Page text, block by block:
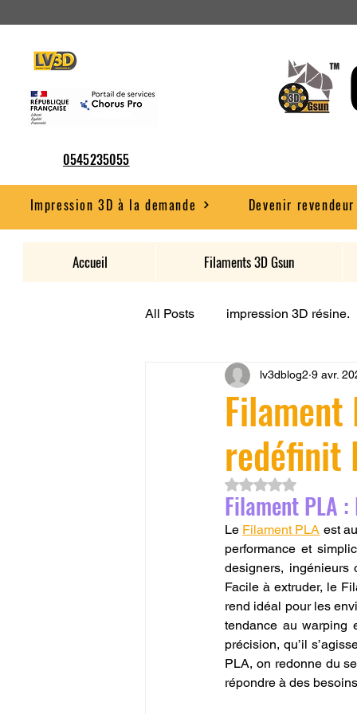
0545235055
Impression 3D à la demande Devenir revendeur
Accueil Filaments 3D Gsun
All Posts impression 3D résine.
CONCESSION LV3D JEU
Formation
filament 3D
Entretien imprimante 3D
Bambu Lab X2D fusion
Filament
redéfinit
lv3dblog2 9 avr.
Noté NaN étoiles
Filament PLA
Le Filament PLA est
performance et
designers, ingénieurs
Facile à extruder, le
rend idéal pour les
tendance au warping
précision, qu’il
PLA, on redonne du
répondre à des